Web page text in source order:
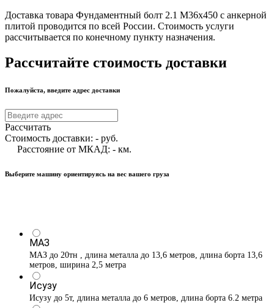
Доставка товара Фундаментный болт 2.1 М36х450 с анкерной
плитой проводится по всей России. Стоимость услуги
рассчитывается по конечному пункту назначения.
Рассчитайте стоимость доставки
Пожалуйста, введите адрес доставки
Рассчитать
Стоимость доставки: - руб.
Расстояние от МКАД: - км.
Выберите машину ориентируясь на вес вашего груза
МАЗ
МАЗ до 20тн , длина металла до 13,6 метров, длина борта 13,6
метров, ширина 2,5 метра
Исузу
Исузу до 5т, длина металла до 6 метров, длина борта 6.2 метра